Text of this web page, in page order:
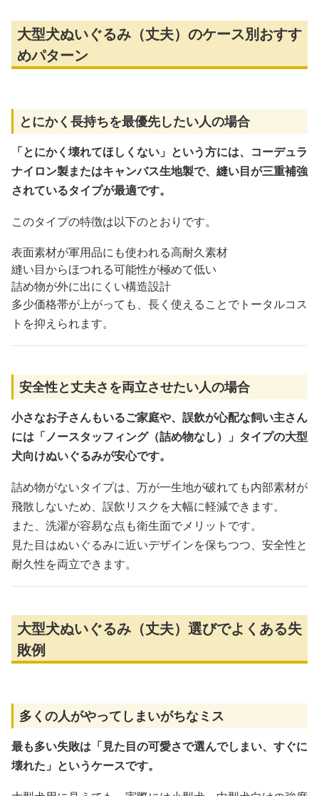
大型犬ぬいぐるみ（丈夫）のケース別おすす
めパターン
とにかく長持ちを最優先したい人の場合
「とにかく壊れてほしくない」という方には、コーデュラ
ナイロン製またはキャンバス生地製で、縫い目が三重補強
されているタイプが最適です。
このタイプの特徴は以下のとおりです。
表面素材が軍用品にも使われる高耐久素材
縫い目からほつれる可能性が極めて低い
詰め物が外に出にくい構造設計
多少価格帯が上がっても、長く使えることでトータルコス
トを抑えられます。
安全性と丈夫さを両立させたい人の場合
小さなお子さんもいるご家庭や、誤飲が心配な飼い主さん
には「ノースタッフィング（詰め物なし）」タイプの大型
犬向けぬいぐるみが安心です。
詰め物がないタイプは、万が一生地が破れても内部素材が
飛散しないため、誤飲リスクを大幅に軽減できます。
また、洗濯が容易な点も衛生面でメリットです。
見た目はぬいぐるみに近いデザインを保ちつつ、安全性と
耐久性を両立できます。
大型犬ぬいぐるみ（丈夫）選びでよくある失
敗例
多くの人がやってしまいがちなミス
最も多い失敗は「見た目の可愛さで選んでしまい、すぐに
壊れた」というケースです。